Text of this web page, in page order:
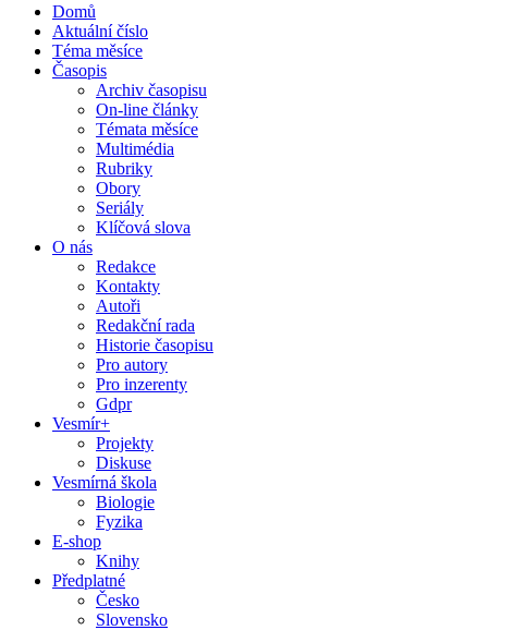
Domů
Aktuální číslo
Téma měsíce
Časopis
Archiv časopisu
On-line články
Témata měsíce
Multimédia
Rubriky
Obory
Seriály
Klíčová slova
O nás
Redakce
Kontakty
Autoři
Redakční rada
Historie časopisu
Pro autory
Pro inzerenty
Gdpr
Vesmír+
Projekty
Diskuse
Vesmírná škola
Biologie
Fyzika
E-shop
Knihy
Předplatné
Česko
Slovensko